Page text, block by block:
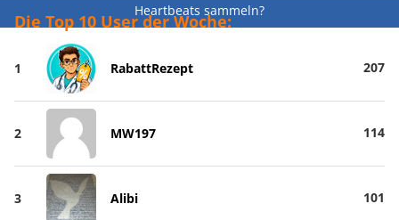
Heartbeats sammeln?
Die Top 10 User der Woche:
1 RabattRezept 207
2 MW197 114
3 Alibi 101